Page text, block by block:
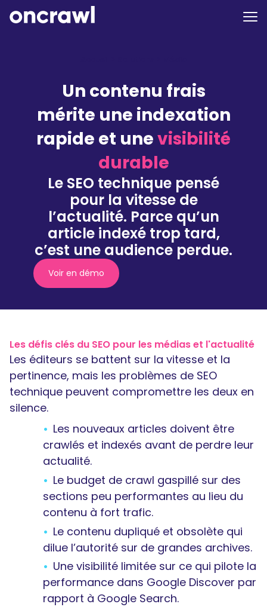
Un contenu frais
mérite une indexation
rapide et unevisibilité
durable
Le SEO technique pensé
pour la vitesse de
l’actualité. Parce qu’un
article indexé trop tard,
c’est une audience perdue.
Voir en démo
(nouvelle
fenêtre)
Les défis clés du SEO pour les médias et l'actualité
Les éditeurs se battent sur la vitesse et la
pertinence, mais les problèmes de SEO
technique peuvent compromettre les deux en
silence.
Les nouveaux articles doivent être
crawlés et indexés avant de perdre leur
actualité.
Le budget de crawl gaspillé sur des
sections peu performantes au lieu du
contenu à fort trafic.
Le contenu dupliqué et obsolète qui
dilue l’autorité sur de grandes archives.
Une visibilité limitée sur ce qui pilote la
performance dans Google Discover par
rapport à Google Search.